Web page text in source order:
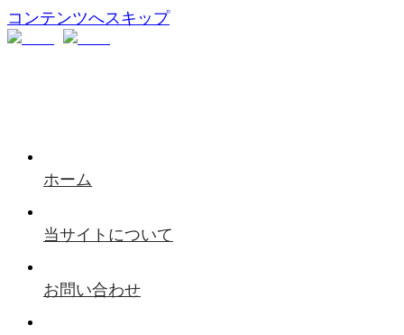
コンテンツへスキップ
ホーム
当サイトについて
お問い合わせ